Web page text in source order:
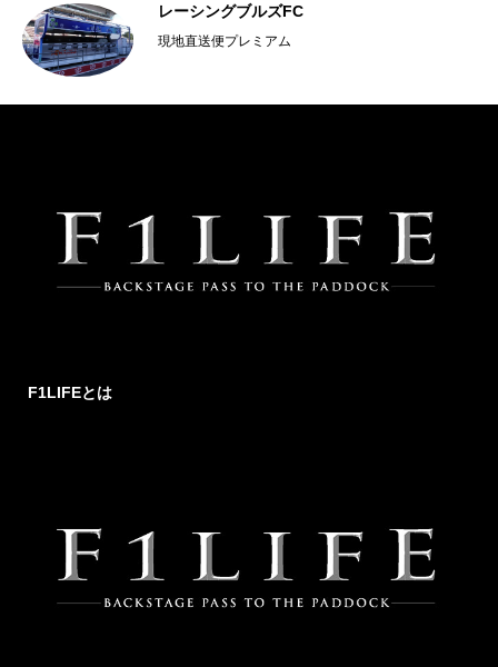
レーシングブルズFC
現地直送便プレミアム
F1LIFEとは